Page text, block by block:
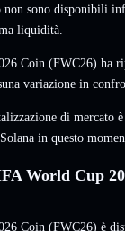
non sono disponibili
liquidità.
Coin (FWC26) ha
variazione in
di mercato
in questo
World Cup
Coin (FWC26) è